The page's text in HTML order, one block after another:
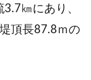
㎞にあり、
頂長87.8ｍの